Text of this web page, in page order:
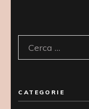
Ricerca
per:
CATEGORIE